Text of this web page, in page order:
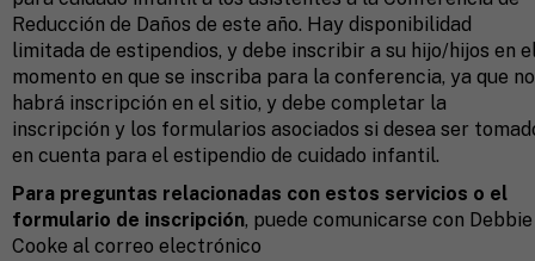
Reducción de Daños de este año. Hay disponibilidad
limitada de estipendios, y debe inscribir a su hijo/hijos en
momento en que se inscriba para la conferencia, ya que no
habrá inscripción en el sitio, y debe completar la
inscripción y los formularios asociados si desea ser
en cuenta para el estipendio de cuidado infantil.
Para preguntas relacionadas con estos servicios o el
formulario de inscripción, puede comunicarse con Debbie
Cooke al correo electrónico